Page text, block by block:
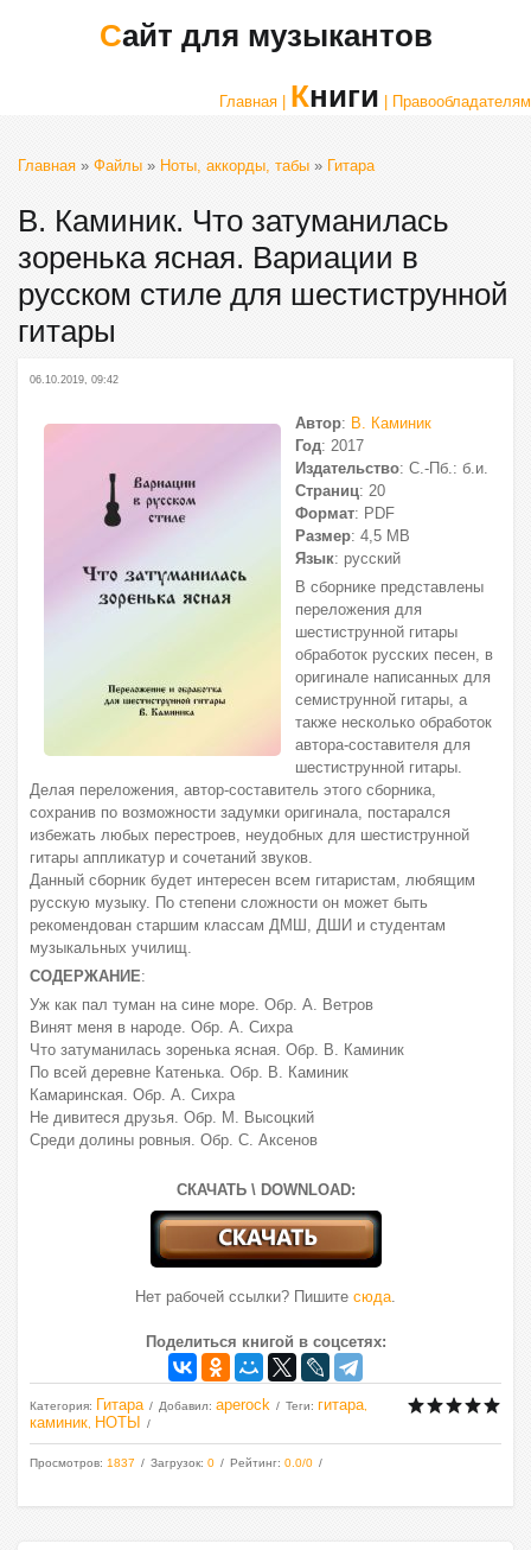
Сайт для музыкантов
Главная | Книги | Правообладателям
Главная » Файлы » Ноты, аккорды, табы » Гитара
В. Каминик. Что затуманилась
зоренька ясная. Вариации в
русском стиле для шестиструнной
гитары
06.10.2019, 09:42
Автор: В. Каминик
Год: 2017
Издательство: С.-Пб.: б.и.
Страниц: 20
Формат: PDF
Размер: 4,5 МВ
Язык: русский
В сборнике представлены
переложения для
шестиструнной гитары
обработок русских песен, в
оригинале написанных для
семиструнной гитары, а
также несколько обработок
автора-составителя для
шестиструнной гитары.
Делая переложения, автор-составитель этого сборника,
сохранив по возможности задумки оригинала, постарался
избежать любых перестроев, неудобных для шестиструнной
гитары аппликатур и сочетаний звуков.
Данный сборник будет интересен всем гитаристам, любящим
русскую музыку. По степени сложности он может быть
рекомендован старшим классам ДМШ, ДШИ и студентам
музыкальных училищ.
СОДЕРЖАНИЕ:
Уж как пал туман на сине море. Обр. А. Ветров
Винят меня в народе. Обр. А. Сихра
Что затуманилась зоренька ясная. Обр. В. Каминик
По всей деревне Катенька. Обр. В. Каминик
Камаринская. Обр. А. Сихра
Не дивитеся друзья. Обр. М. Высоцкий
Среди долины ровныя. Обр. С. Аксенов
СКАЧАТЬ \ DOWNLOAD:
Нет рабочей ссылки? Пишите сюда.
Поделиться книгой в соцсетях:
Категория: Гитара Добавил: aperock Теги: гитара
каминик НОТЫ
Просмотров: 1837 Загрузок: 0 Рейтинг: 0.0/0